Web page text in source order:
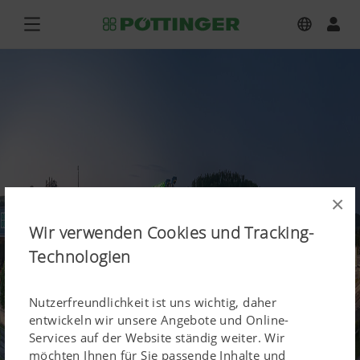
×
Wir verwenden Cookies und Tracking-
Technologien
Nutzerfreundlichkeit ist uns wichtig, daher
entwickeln wir unsere Angebote und Online-
Services auf der Website ständig weiter. Wir
möchten Ihnen für Sie passende Inhalte und